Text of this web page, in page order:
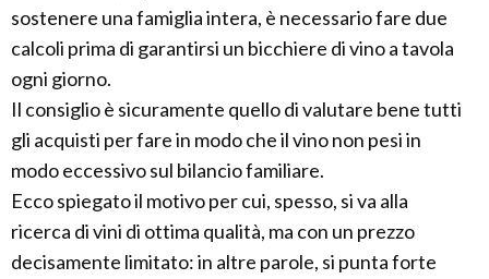
sostenere una famiglia intera, è necessario fare due
calcoli prima di garantirsi un bicchiere di vino a tavola
ogni giorno.
Il consiglio è sicuramente quello di valutare bene tutti
gli acquisti per fare in modo che il vino non pesi in
modo eccessivo sul bilancio familiare.
Ecco spiegato il motivo per cui, spesso, si va alla
ricerca di vini di ottima qualità, ma con un prezzo
decisamente limitato: in altre parole, si punta forte